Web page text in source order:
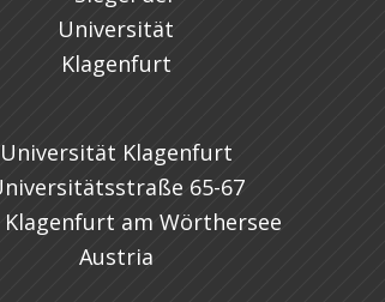
Universität Klagenfurt
65-67
Klagenfurt am Wörthersee
Austria